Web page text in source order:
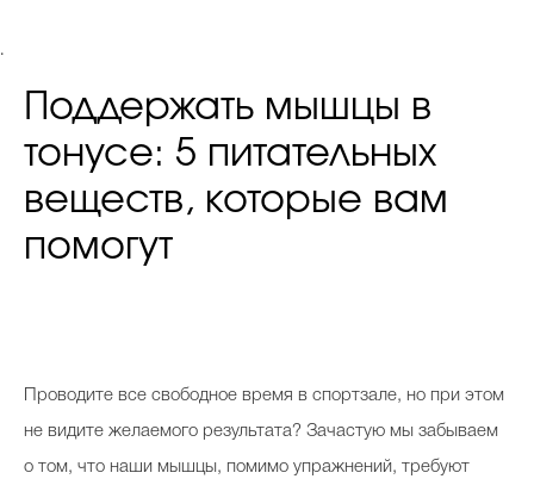
.
Поддержать мышцы в
тонусе: 5 питательных
веществ, которые вам
помогут
роводите все свободное время в спортзале, но при этом
не видите желаемого результата? Зачастую мы забываем
о том, что наши мышцы, помимо упражнений, требуют